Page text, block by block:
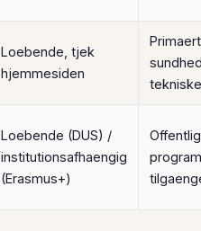
Loebende, tjek
hjemmesiden
Primaert
Loebende (DUS) /
institutionsafhaengig
(Erasmus+)